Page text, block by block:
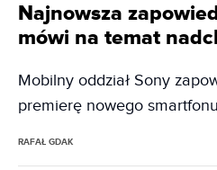
Najnowsza
mówi na temat
Mobilny oddział Sony
premierę nowego
RAFAŁ GDAK